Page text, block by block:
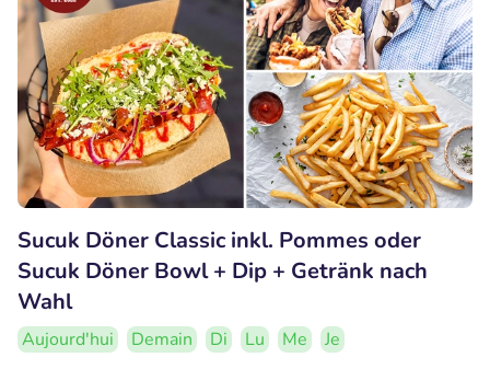
Sucuk Döner Classic inkl. Pommes oder
Sucuk Döner Bowl + Dip + Getränk nach
Wahl
Aujourd'hui Demain Di Lu Me
Je